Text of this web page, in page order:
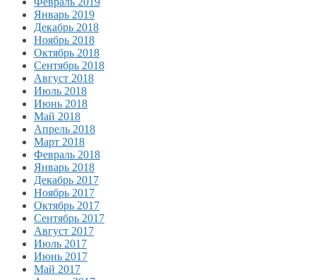
Январь 2019
Декабрь 2018
Ноябрь 2018
Октябрь 2018
Сентябрь 2018
Август 2018
Июль 2018
Июнь 2018
Май 2018
Апрель 2018
Март 2018
Февраль 2018
Январь 2018
Декабрь 2017
Ноябрь 2017
Октябрь 2017
Сентябрь 2017
Август 2017
Июль 2017
Июнь 2017
Май 2017